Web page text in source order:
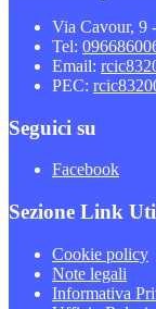
Via Cavour, 9
Tel:
Email:
PEC:
Seguici su
Facebook
Sezione Link
Cookie policy
Note legali
Informativa